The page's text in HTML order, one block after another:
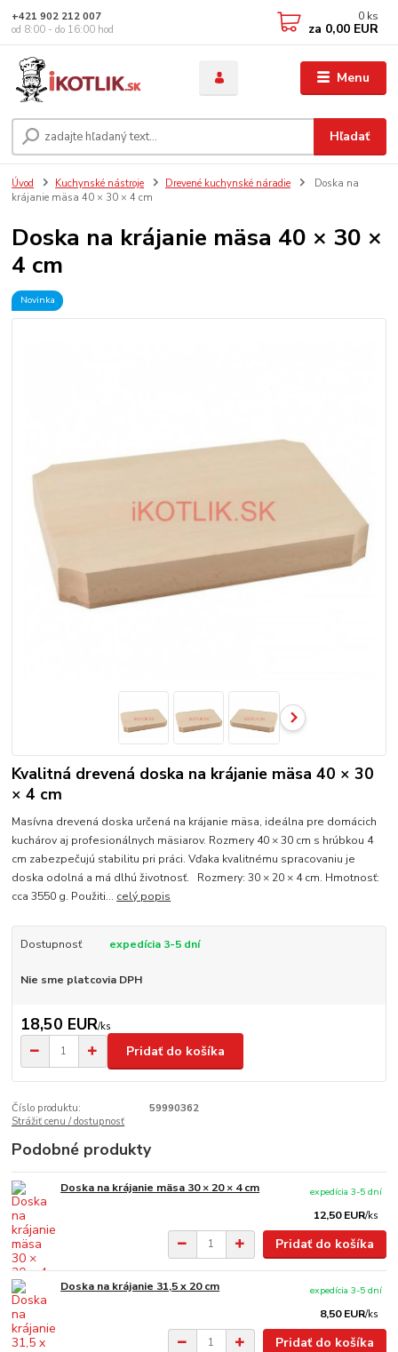
Menu
Hľadať
+421 902 212 007
od 8:00 - do 16:00 hod
0 ks
za 0,00 EUR
Úvod Kuchynské nástroje Drevené kuchynské náradie
Doska na
krájanie mäsa 40 × 30 × 4 cm
Doska na krájanie mäsa 40 × 30 ×
4 cm
Novinka
Kvalitná drevená doska na krájanie mäsa 40 × 30
× 4 cm
Masívna drevená doska určená na krájanie mäsa, ideálna pre domácich
kuchárov aj profesionálnych mäsiarov. Rozmery 40 × 30 cm s hrúbkou 4
cm zabezpečujú stabilitu pri práci. Vďaka kvalitnému spracovaniu je
doska odolná a má dlhú životnosť. Rozmery: 30 × 20 × 4 cm. Hmotnosť:
cca 3550 g. Použiti... celý popis
Dostupnosť expedícia 3-5 dní
Nie sme platcovia DPH
18,50 EUR/ks
Pridať do košíka
Číslo produktu:
59990362
Strážiť cenu / dostupnosť
Podobné produkty
Doska na krájanie mäsa 30 × 20 × 4 cm
12,50 EUR/ks
expedícia 3-5 dní
Pridať do košíka
Doska na krájanie 31,5 x 20 cm
8,50 EUR/ks
expedícia 3-5 dní
Pridať do košíka